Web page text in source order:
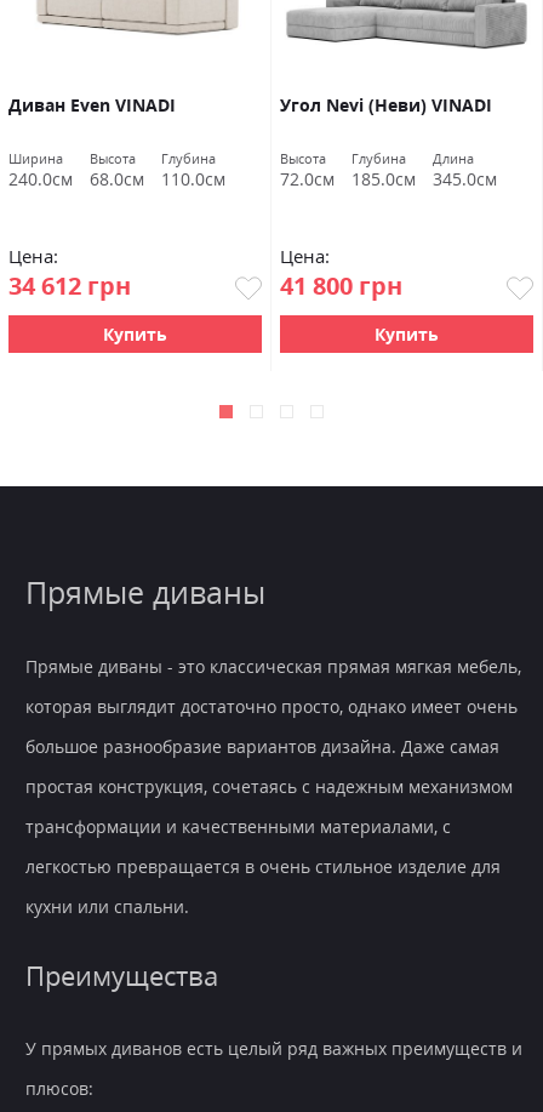
Диван Even VINADI
Ширина
240.0см
Высота
68.0см
Глубина
110.0см
Цена:
34 612 грн
Купить
Угол Nevi (Неви) VINADI
Высота
72.0см
Глубина
185.0см
Длина
345.0см
Цена:
41 800 грн
Купить
Прямые диваны
Прямые диваны - это классическая прямая мягкая мебель,
которая выглядит достаточно просто, однако имеет очень
большое разнообразие вариантов дизайна. Даже самая
простая конструкция, сочетаясь с надежным механизмом
трансформации и качественными материалами, с
легкостью превращается в очень стильное изделие для
кухни или спальни.
Преимущества
У прямых диванов есть целый ряд важных преимуществ и
плюсов: